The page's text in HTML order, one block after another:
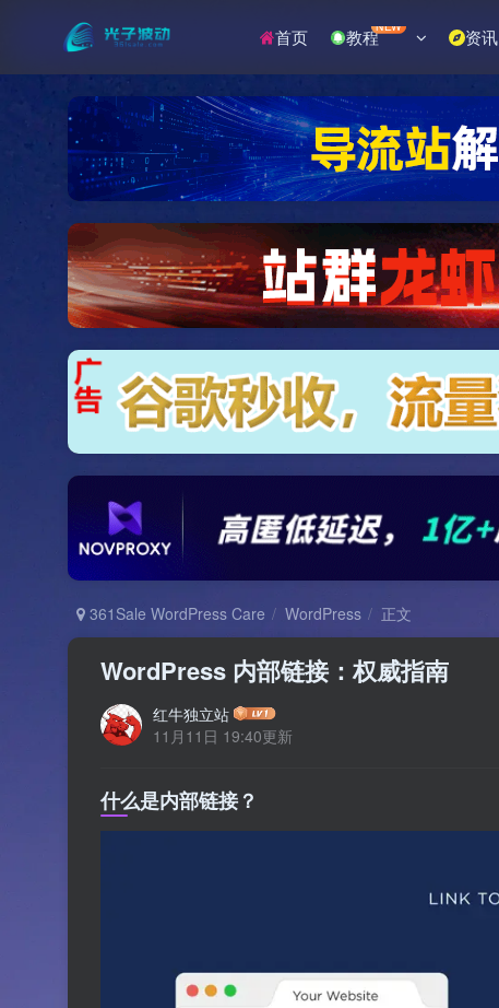
首页 教程NEW 资讯
361Sale WordPress Care WordPress 正文
WordPress 内部链接：权威指南
红牛独立站
11月11日 19:40更新
什么是内部链接？